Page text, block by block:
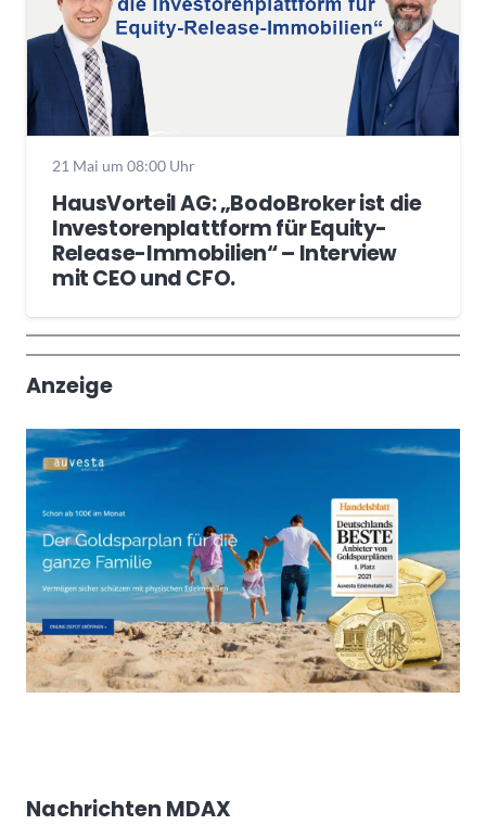
21 Mai um 08:00 Uhr
HausVorteil AG: „BodoBroker ist die
Investorenplattform für Equity-
Release-Immobilien“ – Interview
mit CEO und CFO.
Wochenrückblick
Trendthemen
Anzeige
Nachrichten MDAX